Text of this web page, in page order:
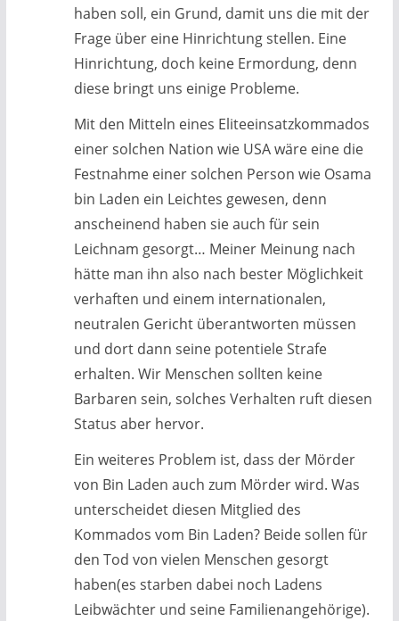
haben soll, ein Grund, damit uns die mit der
Frage über eine Hinrichtung stellen. Eine
Hinrichtung, doch keine Ermordung, denn
diese bringt uns einige Probleme.
Mit den Mitteln eines Eliteeinsatzkommados
einer solchen Nation wie USA wäre eine die
Festnahme einer solchen Person wie Osama
bin Laden ein Leichtes gewesen, denn
anscheinend haben sie auch für sein
Leichnam gesorgt… Meiner Meinung nach
hätte man ihn also nach bester Möglichkeit
verhaften und einem internationalen,
neutralen Gericht überantworten müssen
und dort dann seine potentiele Strafe
erhalten. Wir Menschen sollten keine
Barbaren sein, solches Verhalten ruft diesen
Status aber hervor.
Ein weiteres Problem ist, dass der Mörder
von Bin Laden auch zum Mörder wird. Was
unterscheidet diesen Mitglied des
Kommados vom Bin Laden? Beide sollen für
den Tod von vielen Menschen gesorgt
haben(es starben dabei noch Ladens
Leibwächter und seine Familienangehörige).